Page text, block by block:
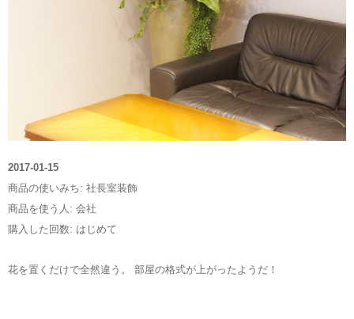
2017-01-15
商品の使いみち: 社長室装飾
商品を使う人: 会社
購入した回数: はじめて
花を置くだけで全然違う。 部屋の格式が上がったようだ！